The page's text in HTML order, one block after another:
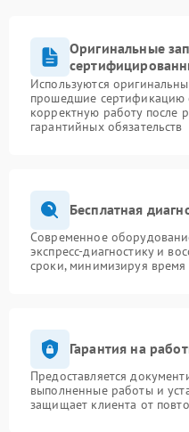
Оригинальные
Используются
прошедшие сертификацию
корректную работу после
гарантийных обязательств
Бесплатная
Современное
экспресс-диагностику и
сроки, минимизируя время
Гарантия на
Предоставляется
выполненные работы и
защищает клиента от